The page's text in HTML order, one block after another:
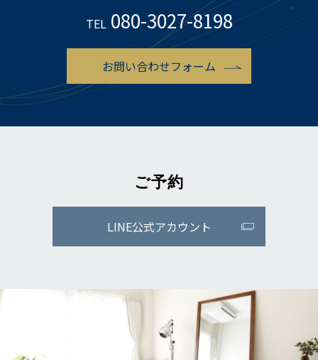
TEL 080-3027-8198
お問い合わせフォーム
ご予約
LINE公式アカウント